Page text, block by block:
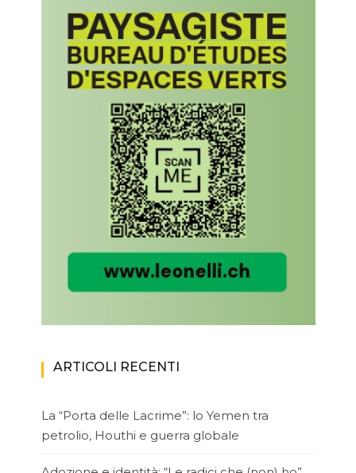
ARTICOLI RECENTI
La “Porta delle Lacrime”: lo Yemen tra
petrolio, Houthi e guerra globale